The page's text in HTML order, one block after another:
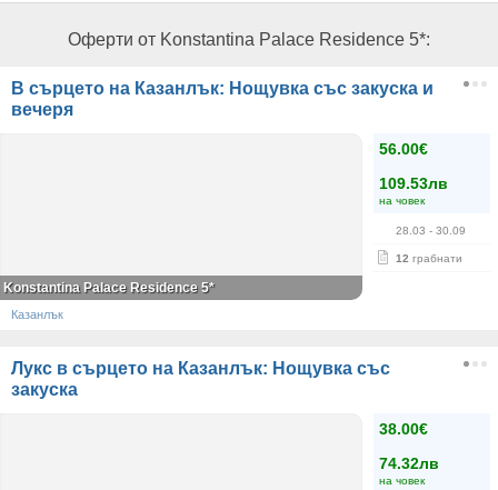
Оферти от Konstantina Palace Residence 5*:
В сърцето на Казанлък: Нощувка със закуска и
вечеря
56.00€
109.53лв
на човек
28.03 - 30.09
12 грабнати
Konstantina Palace Residence 5*
Казанлък
Лукс в сърцето на Казанлък: Нощувка със
закуска
38.00€
74.32лв
на човек